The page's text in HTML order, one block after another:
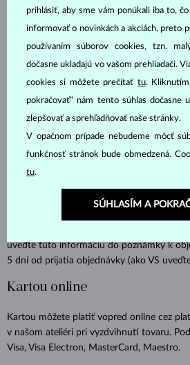
ktoré môžete prejsť pomocou výberu dole
Spôsoby platby
Zobrazené ceny produktov na webe sú
nezaokrúhlenú čiastku.
Prevodom na účet
Informácie s platobnými údajmi dostanete
uveďte túto informáciu do poznámky k
5 dní od prijatia objednávky (ako VS
Kartou online
Kartou môžete platiť vopred online cez
v našom ateliéri pri vyzdvihnutí tovaru.
Visa, Visa Electron, MasterCard, Maestro.
prihlásiť, aby sme vám ponúkali iba to,
informovať o novinkách a akciách, preto
používaním súborov cookies, tzn.
dočasne ukladajú vo vašom prehliadači.
cookies si môžete prečítať tu. Kliknutím
pokračovať“ nám tento súhlas dočasne
zlepšovať a sprehľadňovať naše stránky.
V opačnom prípade nebudeme môcť
funkčnosť stránok bude obmedzená.
tu.
SÚHLASÍM A